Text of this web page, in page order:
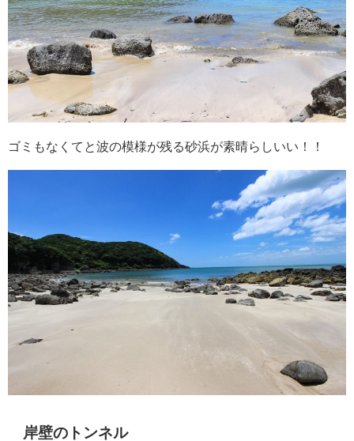
ゴミもなくてと波の模様が残る砂浜が素晴らしいい！！
岸壁のトンネル